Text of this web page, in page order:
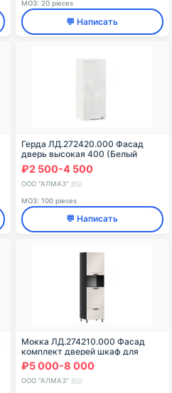
МОЗ: 20 pieces
💬 Написать
Герда ЛД.272420.000 Фасад
дверь высокая 400 (Белый
глянец )
₽2 500-4 500
ООО "АЛМАЗ" 🇷🇺
МОЗ: 100 pieces
💬 Написать
Мокка ЛД.274210.000 Фасад
комплект дверей шкаф для
посуды 600 без духовки
(Кашмир )
₽5 000-8 000
ООО "АЛМАЗ" 🇷🇺